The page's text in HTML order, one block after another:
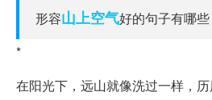
形容山上空气好的句子有哪些
*
在阳光下，远山就像洗过一样，